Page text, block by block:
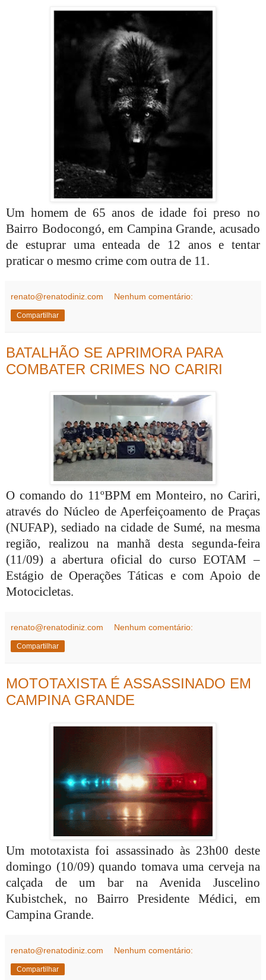
Um homem de 65 anos de idade foi preso no
Bairro Bodocongó, em Campina Grande, acusado
de estuprar uma enteada de 12 anos e tentar
praticar o mesmo crime com outra de 11.
renato@renatodiniz.com Nenhum comentário:
Compartilhar
BATALHÃO SE APRIMORA PARA
COMBATER CRIMES NO CARIRI
O comando do 11ºBPM em Monteiro, no Cariri,
através do Núcleo de Aperfeiçoamento de Praças
(NUFAP), sediado na cidade de Sumé, na mesma
região, realizou na manhã desta segunda-feira
(11/09) a abertura oficial do curso EOTAM –
Estágio de Operações Táticas e com Apoio de
Motocicletas.
renato@renatodiniz.com Nenhum comentário:
Compartilhar
MOTOTAXISTA É ASSASSINADO EM
CAMPINA GRANDE
Um mototaxista foi assassinado às 23h00 deste
domingo (10/09) quando tomava uma cerveja na
calçada de um bar na Avenida Juscelino
Kubistchek, no Bairro Presidente Médici, em
Campina Grande.
renato@renatodiniz.com Nenhum comentário:
Compartilhar